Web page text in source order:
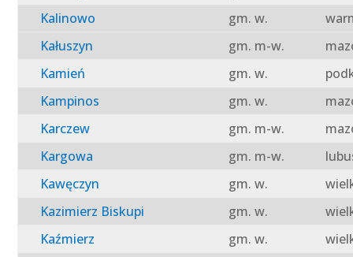
Kalinowo
gm. w.
Kałuszyn
gm. m-w.
Kamień
gm. w.
Kampinos
gm. w.
Karczew
gm. m-w.
Kargowa
gm. m-w.
Kawęczyn
gm. w.
Kazimierz Biskupi
gm. w.
Kaźmierz
gm. w.